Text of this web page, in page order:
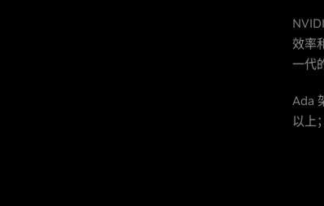
效率
一代
Ada
以上